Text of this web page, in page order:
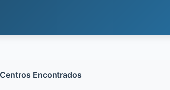
Centros Encontrados